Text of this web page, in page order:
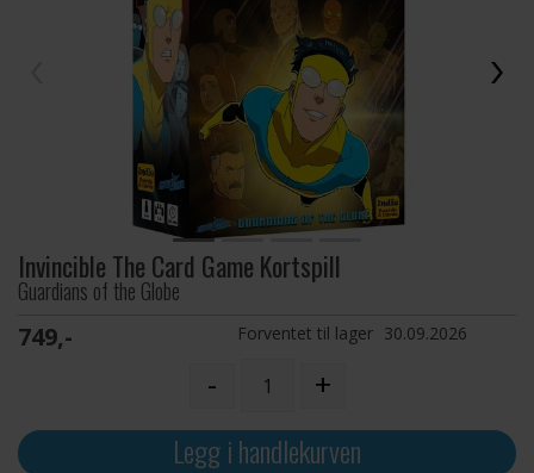
Invincible The Card Game Kortspill
Guardians of the Globe
749,- Forventet til lager 30.09.2026
- +
Legg i handlekurven